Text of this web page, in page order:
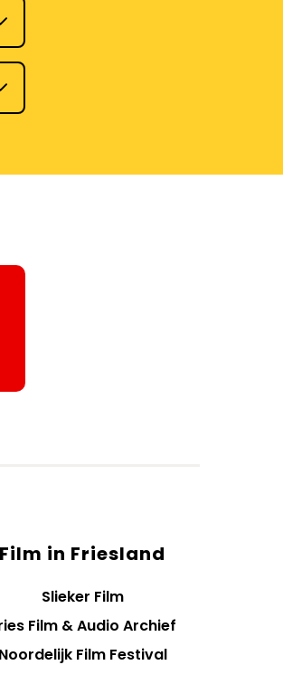
Film in Friesland
Slieker Film
Film & Audio Archief
Noordelijk Film Festival